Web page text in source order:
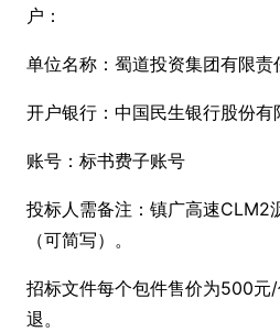
户：
单位名称：蜀道投资集团有限责
开户银行：中国民生银行股份
账号：标书费子账号
投标人需备注：镇广高速CLM2
（可简写）。
招标文件每个包件售价为500元
退。